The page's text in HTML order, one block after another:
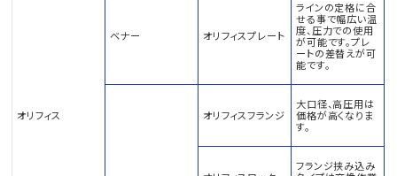
オリフィス
ベナー オリフィスプレート
ラインの定格に合
せる事で幅広い温
度、圧力での使用
が可能です。プレ
ートの差替えが可
能です。
オリフィスフランジ
大口径、高圧用は
価格が高くなりま
す。
フランジ挟み込み